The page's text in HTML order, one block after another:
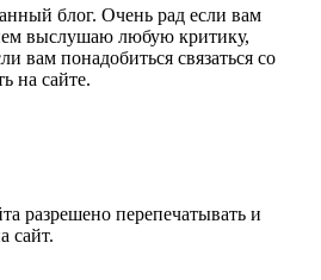
блог. Очень рад если вам
выслушаю любую критику,
вам понадобиться связаться со
на сайте.
разрешено перепечатывать и
сайт.